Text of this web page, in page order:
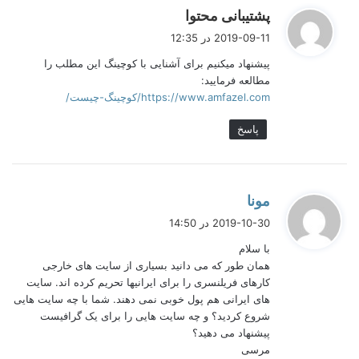
در یک مرور سریع می خواهم چند تجربه را که در فریلنسر بودن با آنها
به صورت مواجه ‌شده‌ام برایتان بیان کنم:
من یک دهه در کشورهای جنوب شرق آسیا کار کردم، زمانی که
کارمند بودم هیچ تجربه ای از فریلنسری نداشتم و با مفهوم
“فریلنسر” هم آشنایی چندانی نداشتم. دوستانی داشتم که بیشتر
وقت آزاد داشتند هربار مرا دعوت می کردند با یک “نه” محکم روبه رو
و بالعکس سپری می کردم.
پشتیبانی محتوا
:
2019-09-11 در 12:35
پیشنهاد میکنیم برای آشنایی با کوچینگ این مطلب را
مطالعه فرمایید:
https://www.amfazel.com/کوچینگ-چیست/
پاسخ
مونا
:
2019-10-30 در 14:50
با سلام
همان طور که می دانید بسیاری از سایت های خارجی
کارهای فریلنسری را برای ایرانیها تحریم کرده اند. سایت
های ایرانی هم پول خوبی نمی دهند. شما با چه سایت هایی
شروع کردید؟ و چه سایت هایی را برای یک گرافیست
پیشنهاد می دهید؟
مرسی